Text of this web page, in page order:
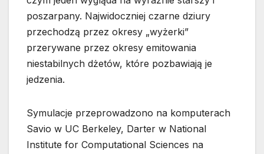
poszarpany. Najwidoczniej czarne dziury
przechodzą przez okresy „wyżerki”
przerywane przez okresy emitowania
niestabilnych dżetów, które pozbawiają je
jedzenia.
Symulacje przeprowadzono na komputerach
Savio w UC Berkeley, Darter w National
Institute for Computational Sciences na